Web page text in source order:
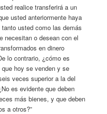
realice transferirá a un
usted anteriormente haya
usted como las demás
necesitan o desean con el
en dinero
lo contrario, ¿cómo es
hoy se venden y se
veces superior a la del
es evidente que deben
más bienes, y que deben
a otros?”